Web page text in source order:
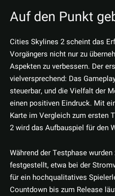
Auf den Punkt
Cities Skylines 2 scheint das
Vorgängers nicht nur zu
Aspekten zu verbessern. Der
vielversprechend: Das
steuerbar, und die Vielfalt der
einen positiven Eindruck. Mit
Karte im Vergleich zum ersten
2 wird das Aufbauspiel für den
Während der Testphase
festgestellt, etwa bei der
für ein hochqualitatives
Countdown bis zum Release